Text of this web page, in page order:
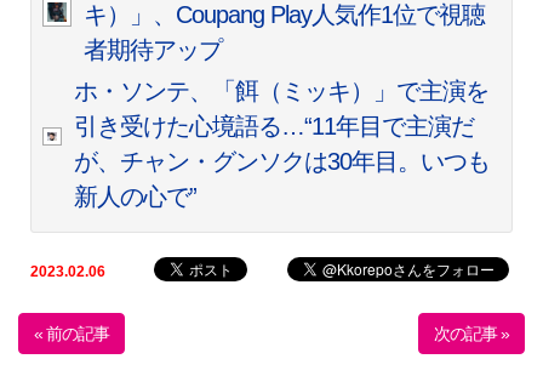
キ）」、Coupang Play人気作1位で視聴
者期待アップ
ホ・ソンテ、「餌（ミッキ）」で主演を
引き受けた心境語る…“11年目で主演だ
が、チャン・グンソクは30年目。いつも
新人の心で”
2023.02.06
« 前の記事 次の記事 »